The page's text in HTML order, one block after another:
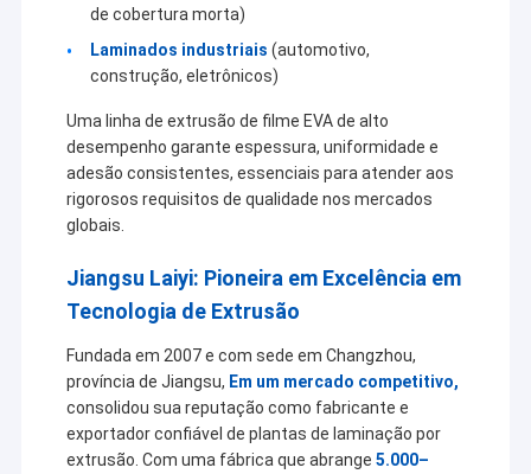
de cobertura morta)
Laminados industriais (automotivo,
construção, eletrônicos)
Uma linha de extrusão de filme EVA de alto
desempenho garante espessura, uniformidade e
adesão consistentes, essenciais para atender aos
rigorosos requisitos de qualidade nos mercados
globais.
Jiangsu Laiyi: Pioneira em Excelência em
Tecnologia de Extrusão
Fundada em 2007 e com sede em Changzhou,
província de Jiangsu, Em um mercado competitivo,
consolidou sua reputação como fabricante e
exportador confiável de plantas de laminação por
extrusão. Com uma fábrica que abrange 5.000–